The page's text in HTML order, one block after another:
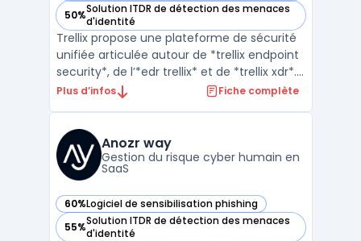
50%Solution ITDR de détection des menaces
d'identité
— voir Trellix dans cette catégorie
Trellix propose une plateforme de sécurité
unifiée articulée autour de *trellix endpoint
security*, de l’*edr trellix* et de *trellix xdr*.
L’objectif est de détecter, enquêter et
messagerie. La suite s’adresse aux or ...
Plus d’infos Fiche complète
Anozr way
Gestion du risque cyber humain en
SaaS
60%Logiciel de sensibilisation phishing
— voir Anozr way dans cette catégorie
55%Solution ITDR de détection des menaces
d'identité
— voir Anozr way dans cette catégorie